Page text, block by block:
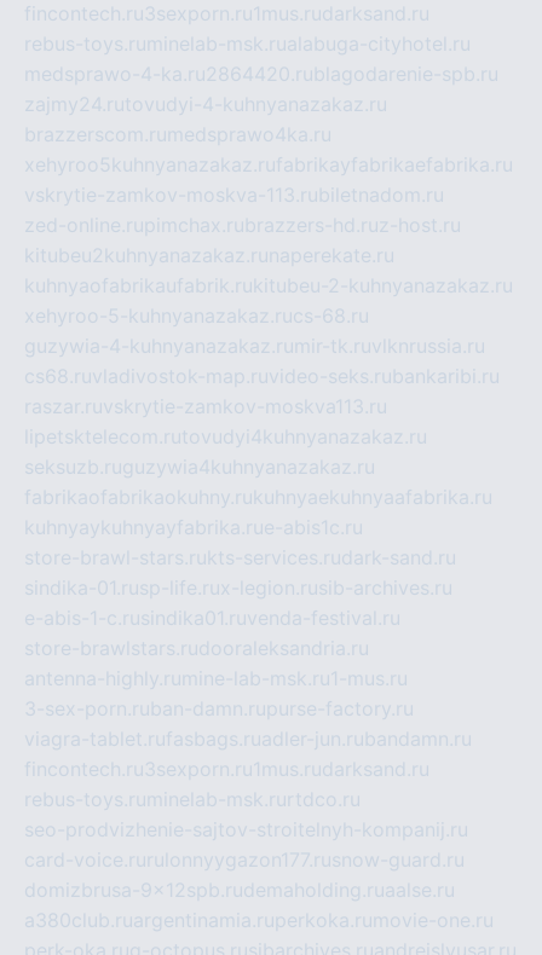
fincontech.ru3sexporn.ru1mus.rudarksand.ru
rebus-toys.ru minelab-msk.rualabuga-cityhotel.ru
medsprawo-4-ka.ru2864420.rublagodarenie-spb.ru
zajmy24.rutovudyi-4-kuhnyanazakaz.ru
brazzerscom.ru medsprawo4ka.ru
xehyroo5kuhnyanazakaz.rufabrikayfabrikaefabrika.ru
vskrytie-zamkov-moskva-113.rubiletnadom.ru
zed-online.rupimchax.rubrazzers-hd.ruz-host.ru
kitubeu2kuhnyanazakaz.ru naperekate.ru
kuhnyaofabrikaufabrik.rukitubeu-2-kuhnyanazakaz.ru
xehyroo-5-kuhnyanazakaz.rucs-68.ru
guzywia-4-kuhnyanazakaz.ru mir-tk.ruvlknrussia.ru
cs68.ruvladivostok-map.ruvideo-seks.rubankaribi.ru
raszar.ruvskrytie-zamkov-moskva113.ru
lipetsktelecom.rutovudyi4kuhnyanazakaz.ru
seksuzb.ruguzywia4kuhnyanazakaz.ru
fabrikaofabrikaokuhny.rukuhnyaekuhnyaafabrika.ru
kuhnyaykuhnyayfabrika.rue-abis1c.ru
store-brawl-stars.rukts-services.rudark-sand.ru
sindika-01.rusp-life.rux-legion.rusib-archives.ru
e-abis-1-c.rusindika01.ruvenda-festival.ru
store-brawlstars.rudooraleksandria.ru
antenna-highly.ru mine-lab-msk.ru1-mus.ru
3-sex-porn.ruban-damn.rupurse-factory.ru
viagra-tablet.rufasbags.ruadler-jun.rubandamn.ru
fincontech.ru3sexporn.ru1mus.rudarksand.ru
rebus-toys.ru minelab-msk.ru rtdco.ru
seo-prodvizhenie-sajtov-stroitelnyh-kompanij.ru
card-voice.ru rulonnyygazon177.rusnow-guard.ru
domizbrusa-9x12spb.rudemaholding.ruaalse.ru
a380club.ruargentinamia.ruperkoka.ru movie-one.ru